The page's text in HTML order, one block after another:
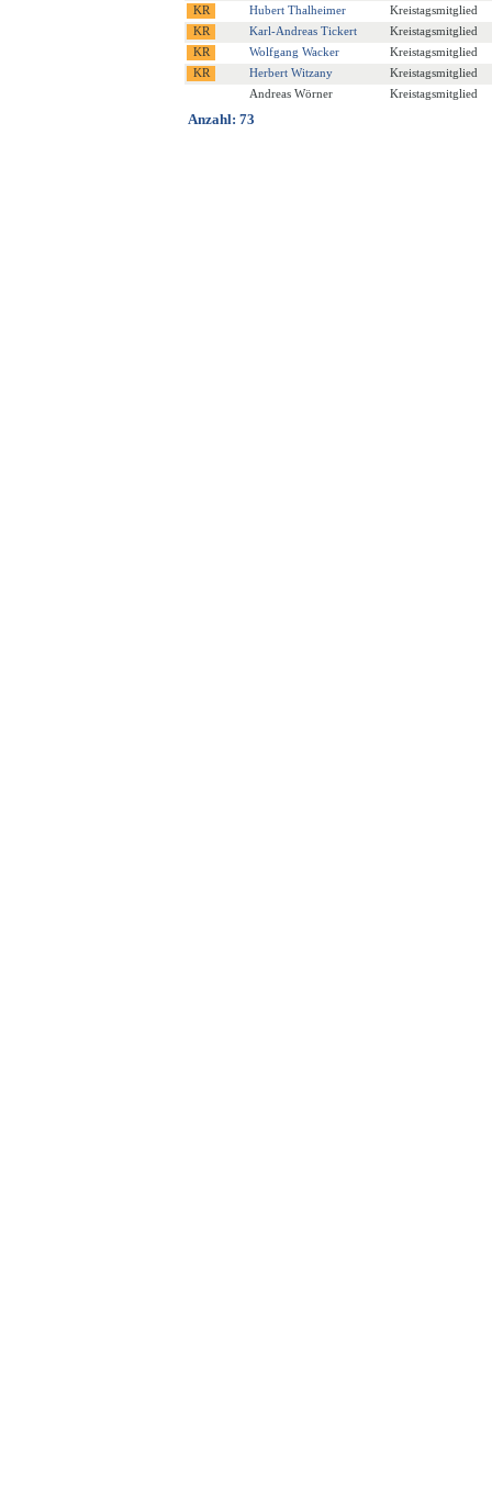
Hubert Thalheimer
Kreistagsmitglied
Karl-Andreas Tickert
Kreistagsmitglied
Wolfgang Wacker
Kreistagsmitglied
Herbert Witzany
Kreistagsmitglied
Andreas Wörner
Kreistagsmitglied
Anzahl: 73